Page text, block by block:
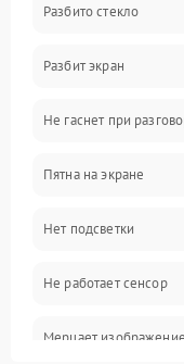
Камеры
Проблемы с
Зарядка
Проблемы с
Проблемы с
Разбито стекло
Разбит экран
Не гаснет при
Пятна на экране
Нет подсветки
Не работает сенсор
Мерцает изображение